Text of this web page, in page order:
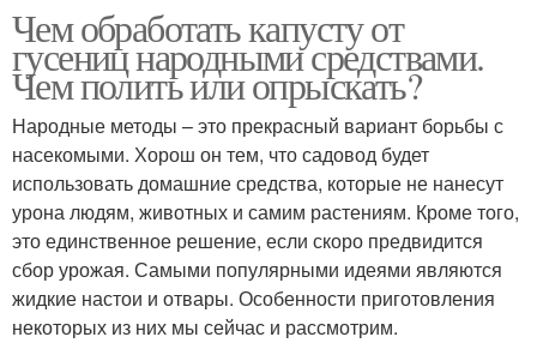
Чем обработать капусту от
гусениц народными средствами.
Чем полить или опрыскать?
Народные методы – это прекрасный вариант борьбы с
насекомыми. Хорош он тем, что садовод будет
использовать домашние средства, которые не нанесут
урона людям, животных и самим растениям. Кроме того,
это единственное решение, если скоро предвидится
сбор урожая. Самыми популярными идеями являются
жидкие настои и отвары. Особенности приготовления
некоторых из них мы сейчас и рассмотрим.